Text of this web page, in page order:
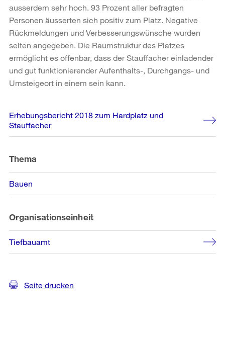
ausserdem sehr hoch. 93 Prozent aller befragten
Personen äusserten sich positiv zum Platz. Negative
Rückmeldungen und Verbesserungswünsche wurden
selten angegeben. Die Raumstruktur des Platzes
ermöglicht es offenbar, dass der Stauffacher einladender
und gut funktionierender Aufenthalts-, Durchgangs- und
Umsteigeort in einem sein kann.
Weitere
Informationen
Erhebungsbericht 2018 zum Hardplatz und
Stauffacher
Thema
Bauen
Organisationseinheit
Tiefbauamt
Seite drucken